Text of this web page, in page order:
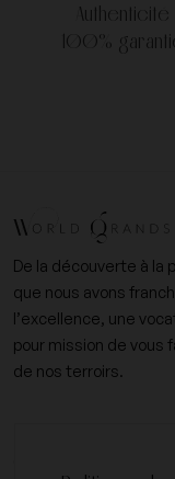
Authenticité
100% garantie
De la découverte à la
que nous avons
l’excellence, une
pour mission de vous
de nos terroirs.